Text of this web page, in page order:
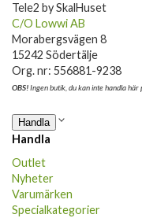
Tele2 by SkalHuset
C/O Lowwi AB
Morabergsvägen 8
15242 Södertälje
Org. nr: 556881-9238
OBS!Ingen butik, du kan inte handla här
Handla
Handla
Outlet
Nyheter
Varumärken
Specialkategorier